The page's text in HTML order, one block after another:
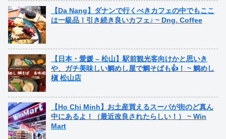
【Da Nang】ダナンで行くべきカフェの中でもここ
は一級品！引き続き良いカフェ♪ ~ Dng. Coffee
【日本・愛媛 – 松山】駅前観光客向けかと思いき
や、ガチ美味しい鯛めし屋で鯛そばも👍！ ~ 鯛めし
槇 松山店
【Ho Chi Minh】お土産買えるスーパが街のど真ん
中にあるよ！（最近改良されたらしい！） ~ Win
Mart